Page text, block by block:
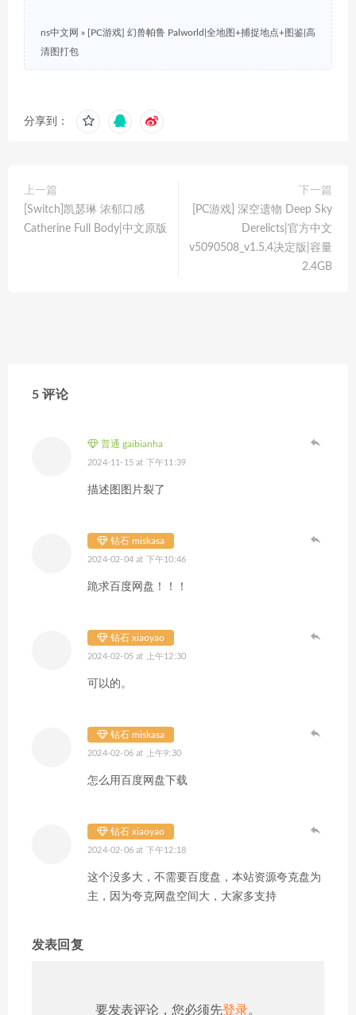
ns中文网 » [PC游戏] 幻兽帕鲁 Palworld|全地图+捕捉地点+图鉴|高
清图打包
分享到：
上一篇
[Switch]凯瑟琳 浓郁口感
Catherine Full Body|中文原版
下一篇
[PC游戏] 深空遗物 Deep Sky
Derelicts|官方中文
v5090508_v1.5.4决定版|容量
2.4GB
5 评论
普通 gaibianha
2024-11-15 at 下午11:39
描述图图片裂了
钻石 miskasa
2024-02-04 at 下午10:46
跪求百度网盘！！！
钻石 xiaoyao
2024-02-05 at 上午12:30
可以的。
钻石 miskasa
2024-02-06 at 上午9:30
怎么用百度网盘下载
钻石 xiaoyao
2024-02-06 at 下午12:18
这个没多大，不需要百度盘，本站资源夸克盘为
主，因为夸克网盘空间大，大家多支持
发表回复
要发表评论，您必须先登录。